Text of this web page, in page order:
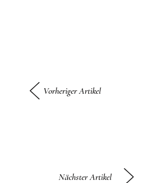
Vorheriger Artikel
Nächster Artikel